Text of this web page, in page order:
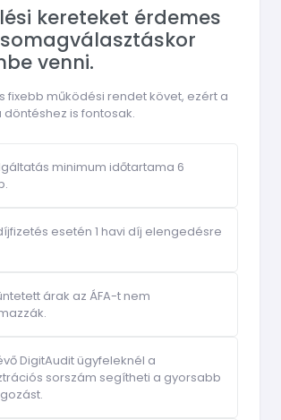
kereteket érdemes
venni.
fixebb működési rendet követ, ezért a
is fontosak.
minimum időtartama 6
esetén 1 havi díj elengedésre
árak az ÁFA-t nem
DigitAudit ügyfeleknél a
sorszám segítheti a gyorsabb